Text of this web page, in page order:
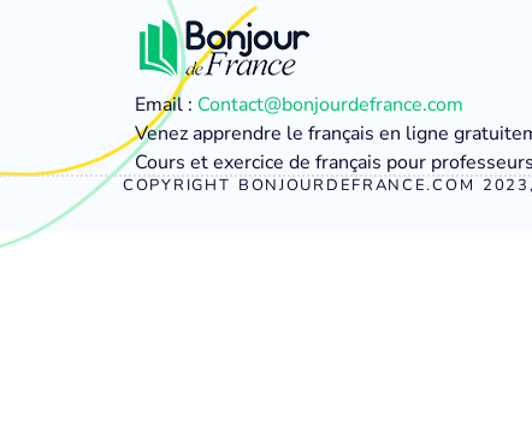
Email : Contact@bonjourdefrance.com
Venez apprendre le français en ligne
Cours et exercice de français pour
COPYRIGHT BONJOURDEFRANCE.COM